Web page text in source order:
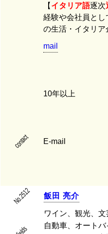
【 イタリア語逐次
経験や会社員と
の生活・イタリ
mail
10年以上
contact E-mail
No.2512 飯 田 亮介
ワイン、観光、文
自動車、オートバ